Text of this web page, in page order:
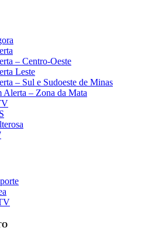
– Centro-Oeste
Leste
– Sul e Sudoeste de Minas
Alerta – Zona da Mata